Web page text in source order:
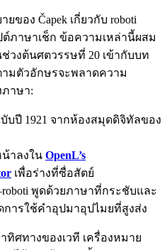
อง Čapek เกี่ยวกับ roboti
ภาษาเช็ก ข้อความเหล่านี้ผสม
วงต้นศตวรรษที่ 20 เข้ากับบท
มตัวอักษรจะพลาดความ
ภาษา:
บปี 1921 จากห้องสมุดดิจิทัลของ
น้าลงใน OpenL’s
เพื่อร่างที่ซื่อสัตย์
พูดด้วยภาษาที่กระชับและ
ารใช้คำอุปมาอุปไมยที่สูงส่ง
ทิศทางของเวที เครื่องหมาย